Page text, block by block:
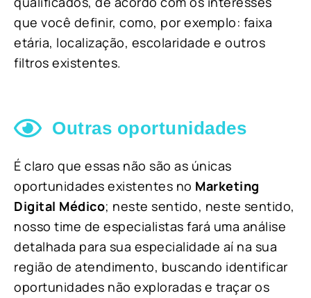
que você definir, como, por exemplo: faixa
etária, localização, escolaridade e outros
filtros existentes.
Outras oportunidades
É claro que essas não são as únicas
oportunidades existentes no Marketing
Digital Médico; neste sentido, neste sentido,
nosso time de especialistas fará uma análise
detalhada para sua especialidade aí na sua
região de atendimento, buscando identificar
oportunidades não exploradas e traçar os